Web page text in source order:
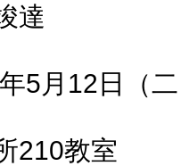
達
年5 月 12 日（二
210教室